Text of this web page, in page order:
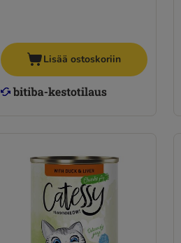
Lisää ostoskoriin